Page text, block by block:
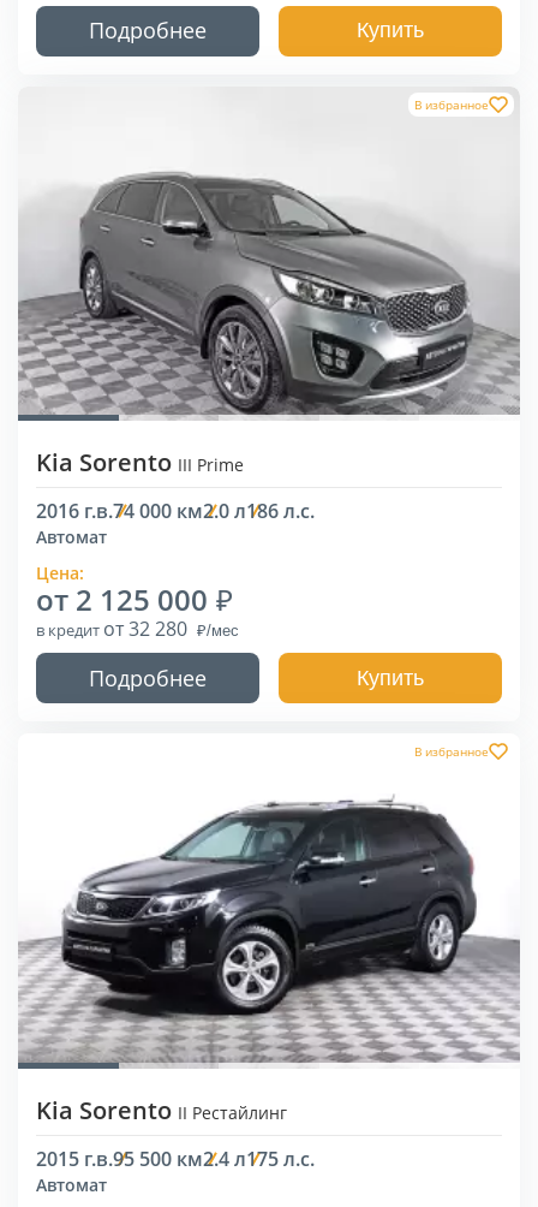
Подробнее Купить
В избранное
Kia Sorento III Prime
2016 г.в.74 000 км2.0 л186 л.с.
Автомат
Цена:
от 2 125 000
в кредит от 32 280
Подробнее Купить
В избранное
Kia Sorento II Рестайлинг
2015 г.в.95 500 км2.4 л175 л.с.
Автомат